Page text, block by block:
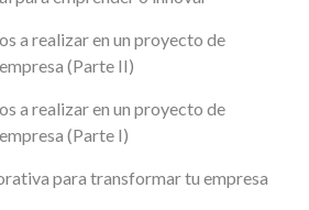
a realizar en un proyecto de
(Parte II)
a realizar en un proyecto de
(Parte I)
para transformar tu empresa